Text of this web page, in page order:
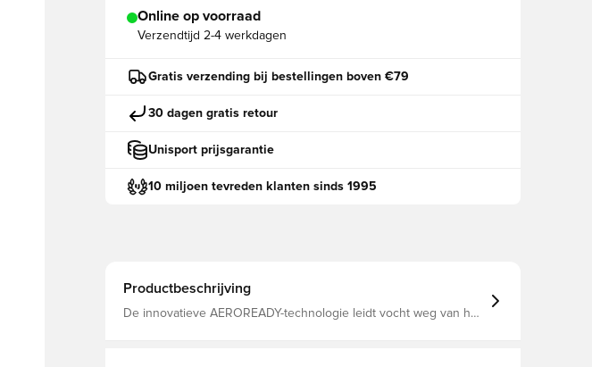
Online op voorraad
Verzendtijd 2-4 werkdagen
Gratis verzending bij bestellingen boven €79
30 dagen gratis retour
Unisport prijsgarantie
10 miljoen tevreden klanten sinds 1995
Productbeschrijving
De innovatieve AEROREADY-technologie leidt vocht weg van het